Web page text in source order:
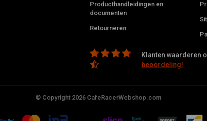
Producthandleidingen en
documenten
Retourneren
Klanten waarderen
beoordeling!
© Copyright 2026 CafeRacerWebshop.com